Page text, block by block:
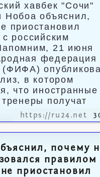
хавбек "Сочи"
Нобоа объяснил,
приостановил
с российским
21 июня
федерация
(ФИФА)
в котором
что иностранные
тренеры получат
https://ru24.net
почему
правилом
приостановил